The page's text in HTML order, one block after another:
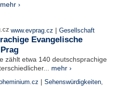
mehr ›
www.evprag.cz | Gesellschaft
Evangelische
zählt etwa 140 deutschsprachige
mehr ›
| Sehenswürdigkeiten,